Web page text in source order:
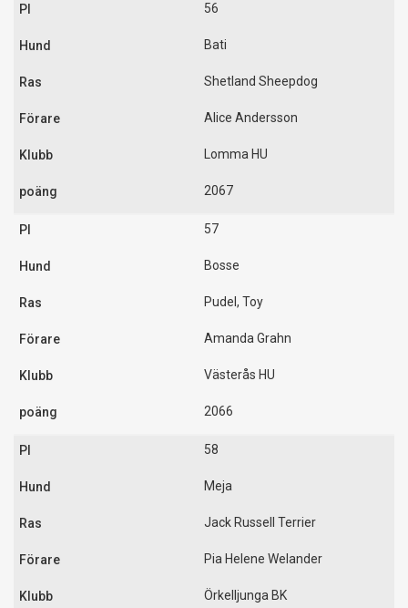
56
Bati
Shetland Sheepdog
Alice Andersson
Lomma HU
2067
57
Bosse
Pudel, Toy
Amanda Grahn
Västerås HU
2066
58
Meja
Jack Russell Terrier
Pia Helene Welander
Örkelljunga BK